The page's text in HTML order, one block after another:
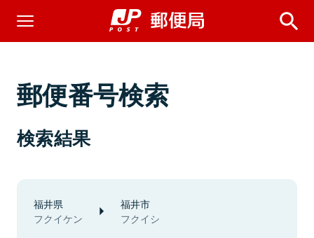
郵便番号検索
検索結果
福井県
フクイケン
福井市
フクイシ